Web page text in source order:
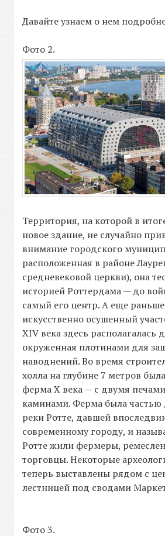
Давайте узнаем о нем
Фото 2.
Территория, на которой в
новое здание, не случайно
внимание городского
расположенная в районе
средневековой церкви), она
историей Роттердама — до
самый его центр. А еще
искусственно осушенный
XIV века здесь располагалась
окруженная плотинами для
наводнений. Во время
холла на глубине 7 метров
ферма X века — с двумя
каминами. Ферма была частью
реки Ротте, давшей
современному городу, и
Ротте жили фермеры,
торговцы. Некоторые
теперь выставлены рядом с
лестницей под сводами
Фото 3.